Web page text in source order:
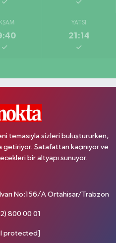
YATSI
21:14
temasıyla sizleri buluştururken,
Şatafattan kaçınıyor ve
bir altyapı sunuyor.
No:156/A Ortahisar/Trabzon
800 00 01
protected]